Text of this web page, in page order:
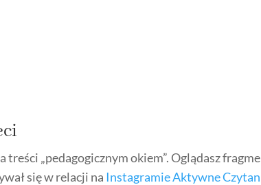
treści „pedagogicznym okiem”. Oglądasz
się w relacji na Instagramie Aktywne